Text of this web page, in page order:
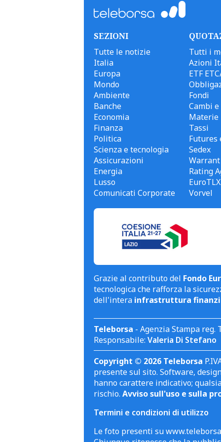
SEZIONI
Tutte le notizie
Italia
Europa
Mondo
Ambiente
Banche
Economia
Finanza
Politica
Scienza e tecnologia
Assicurazioni
Energia
Lusso
Comunicati Corporate
Tutti i
Azioni
ETF
Fondi
Cambi
Materie
Tassi
Futures
Sedex
Warrant
Rating
EuroTLX
Vorvel
Grazie al contributo del Fondo
tecnologica che rafforza la
dell'intera infrastruttura
Teleborsa - Agenzia Stampa
Responsabile: Valeria Di Stefano
Copyright © 2026 Teleborsa
presente sul sito. Software,
hanno carattere indicativo;
rischio. Avviso sull'uso e sulla
Termini e condizioni di utilizzo
Le foto presenti su